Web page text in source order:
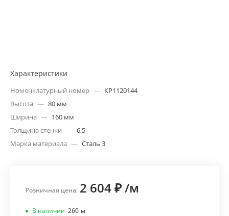
Характеристики
Номенклатурный номер — КР1120144
Высота — 80 мм
Ширина — 160 мм
Толщина стенки — 6,5
Марка материала — Сталь 3
Розничная цена: 2 604 ₽/м
В наличии 260 м